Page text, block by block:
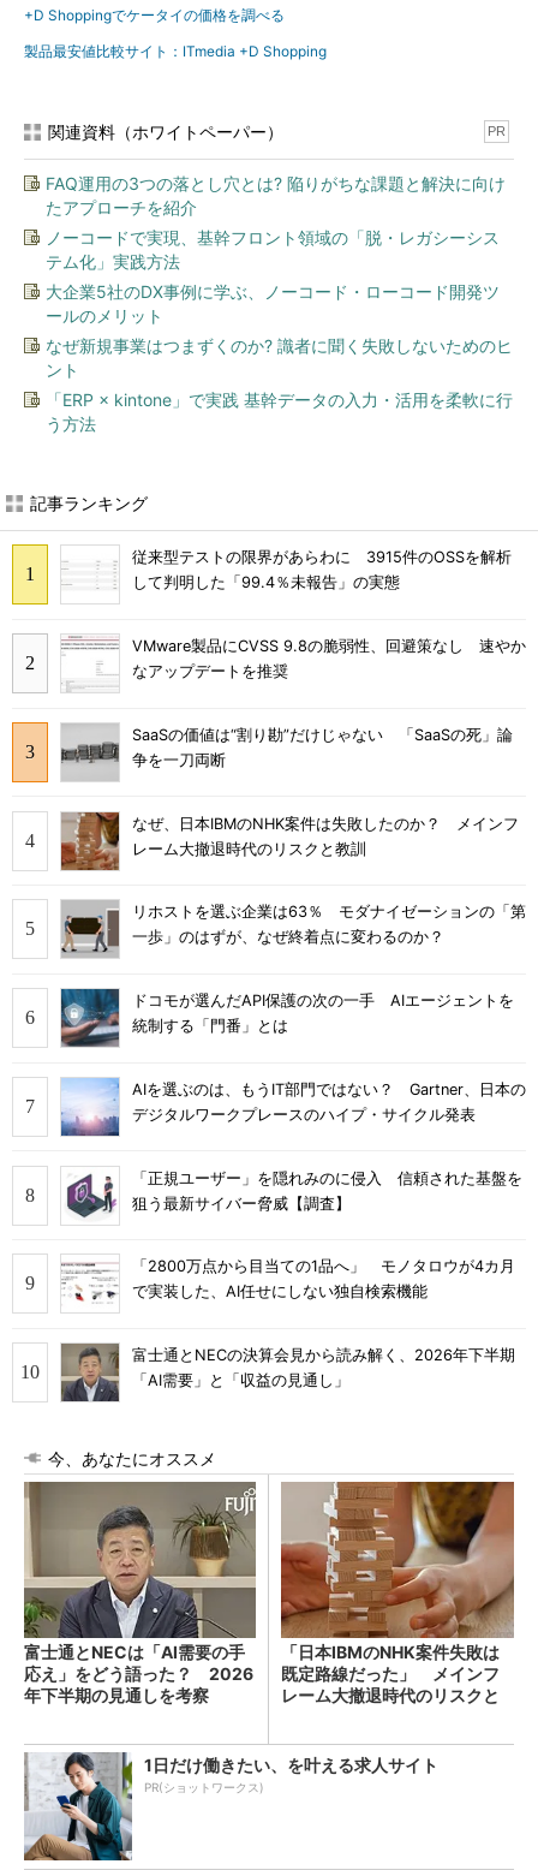
+D Shoppingでケータイの価格を調べる
製品最安値比較サイト：ITmedia +D Shopping
関連資料（ホワイトペーパー） PR
FAQ運用の3つの落とし穴とは? 陥りがちな課題と解決に向け
たアプローチを紹介
ノーコードで実現、基幹フロント領域の「脱・レガシーシス
テム化」実践方法
大企業5社のDX事例に学ぶ、ノーコード・ローコード開発ツ
ールのメリット
なぜ新規事業はつまずくのか? 識者に聞く失敗しないためのヒ
ント
「ERP × kintone」で実践 基幹データの入力・活用を柔軟に行
う方法
記事ランキング
従来型テストの限界があらわに 3915件のOSSを解析
して判明した「99.4％未報告」の実態
VMware製品にCVSS 9.8の脆弱性、回避策なし 速やか
なアップデートを推奨
SaaSの価値は“割り勘”だけじゃない 「SaaSの死」論
争を一刀両断
なぜ、日本IBMのNHK案件は失敗したのか？ メインフ
レーム大撤退時代のリスクと教訓
リホストを選ぶ企業は63％ モダナイゼーションの「第
一歩」のはずが、なぜ終着点に変わるのか？
ドコモが選んだAPI保護の次の一手 AIエージェントを
統制する「門番」とは
AIを選ぶのは、もうIT部門ではない？ Gartner、日本の
デジタルワークプレースのハイプ・サイクル発表
「正規ユーザー」を隠れみのに侵入 信頼された基盤を
狙う最新サイバー脅威【調査】
「2800万点から目当ての1品へ」 モノタロウが4カ月
で実装した、AI任せにしない独自検索機能
富士通とNECの決算会見から読み解く、2026年下半期
「AI需要」と「収益の見通し」
今、あなたにオススメ
富士通とNECは「AI需要の手
応え」をどう語った？ 2026
年下半期の見通しを考察
「日本IBMのNHK案件失敗は
既定路線だった」 メインフ
レーム大撤退時代のリスクと
1日だけ働きたい、を叶える求人サイト
PR(ショットワークス)